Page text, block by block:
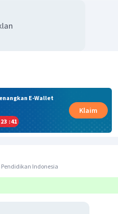
E-Wallet
23 :41
Klaim
Indonesia